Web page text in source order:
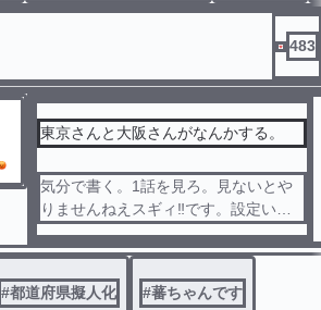
483
東京さんと大阪さんがなんかする。
気分で書く。1話を見ろ。見ないとや
りませんねえスギィ‼️です。設定いつ
か書くの‼️😡急かさないでなの‼️😡。頭
がとても悪いし語彙力の語の字もねえ
からさ。許してやったらどうや。どう
せ恥ずかしくなって消すんだよ‼️あー
#都道府県擬人化 #蕃ちゃんです